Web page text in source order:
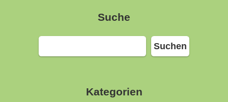
Suche
Suchen
Suchen
Kategorien